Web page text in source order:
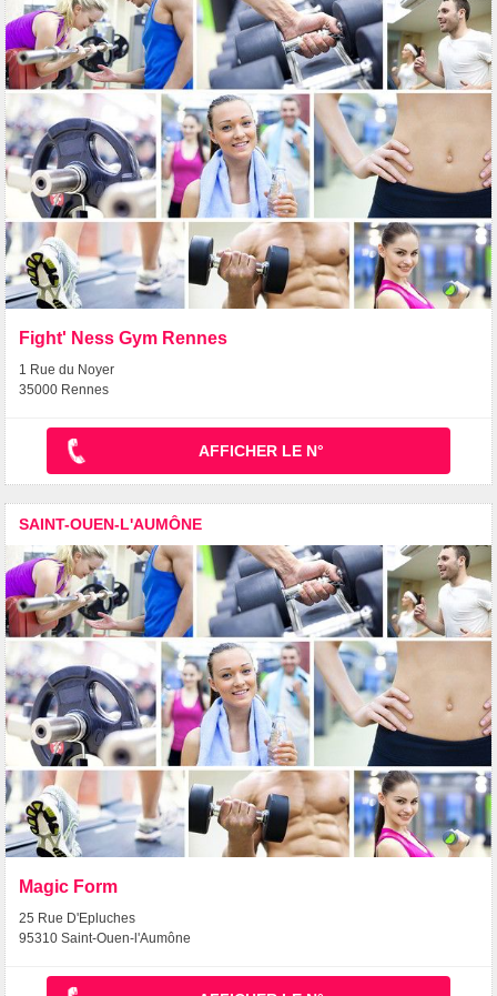
Fight' Ness Gym Rennes
1 Rue du Noyer
35000 Rennes
AFFICHER LE N°
SAINT-OUEN-L'AUMÔNE
Magic Form
25 Rue D'Epluches
95310 Saint-Ouen-l'Aumône